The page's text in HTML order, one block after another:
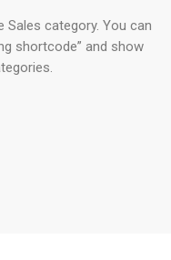
category. You can
shortcode” and show